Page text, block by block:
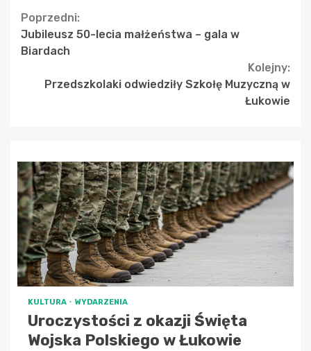
Continue
Reading
Poprzedni:
Jubileusz 50-lecia małżeństwa – gala w
Biardach
Kolejny:
Przedszkolaki odwiedziły Szkołę Muzyczną w
Łukowie
KULTURA WYDARZENIA
Uroczystości z okazji Święta
Wojska Polskiego w Łukowie